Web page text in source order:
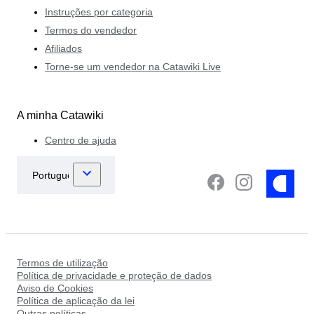
Instruções por categoria
Termos do vendedor
Afiliados
Torne-se um vendedor na Catawiki Live
A minha Catawiki
Centro de ajuda
Termos de utilização
Política de privacidade e proteção de dados
Aviso de Cookies
Política de aplicação da lei